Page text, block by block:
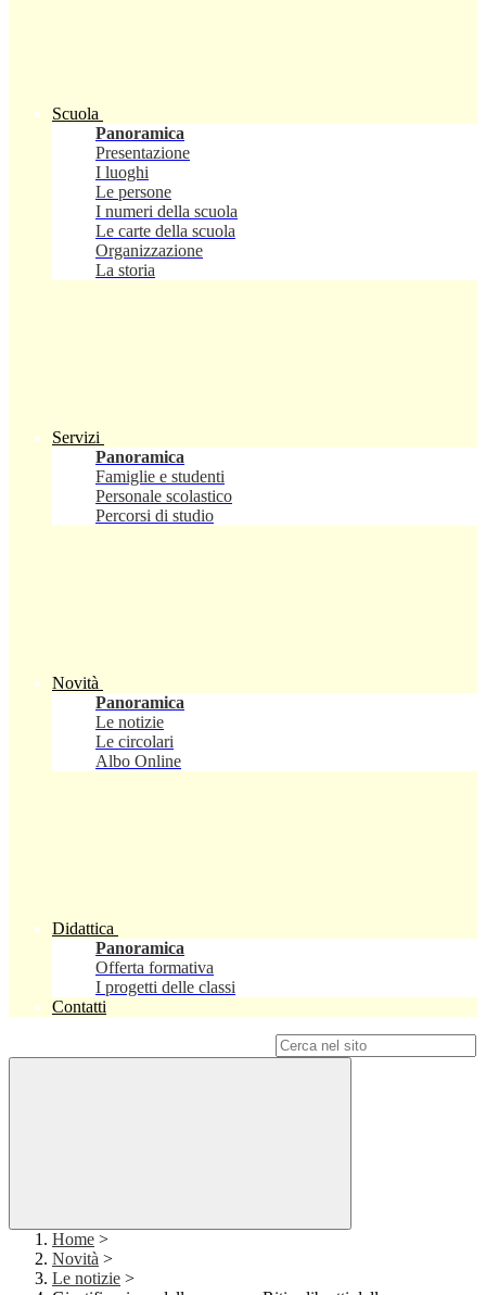
Scuola
Panoramica
Presentazione
I luoghi
Le persone
I numeri della scuola
Le carte della scuola
Organizzazione
La storia
Servizi
Panoramica
Famiglie e studenti
Personale scolastico
Percorsi di studio
Novità
Panoramica
Le notizie
Le circolari
Albo Online
Didattica
Panoramica
Offerta formativa
I progetti delle classi
Contatti
Home >
Novità >
Le notizie >